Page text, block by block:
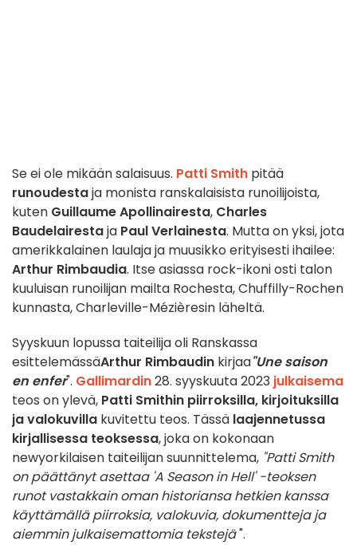
Se ei ole mikään salaisuus. Patti Smith pitää
runoudestaja monista ranskalaisista runoilijoista,
kuten Guillaume Apollinairesta, Charles
Baudelairestaja Paul Verlainesta. Mutta on yksi, jota
amerikkalainen laulaja ja muusikko erityisesti ihailee:
Arthur Rimbaudia. Itse asiassa rock-ikoni osti talon
kuuluisan runoilijan mailta Rochesta, Chuffilly-Rochen
kunnasta, Charleville-Mézièresin läheltä.
Syyskuun lopussa taiteilija oli Ranskassa
esittelemässäArthur Rimbaudin kirjaa"Une saison
en enfer". Gallimardin28. syyskuuta 2023 julkaisema
teos on ylevä, Patti Smithin piirroksilla, kirjoituksilla
ja valokuvilla kuvitettu teos. Tässä laajennetussa
kirjallisessa teoksessa, joka on kokonaan
newyorkilaisen taiteilijan suunnittelema, "Patti Smith
on päättänyt asettaa 'A Season in Hell' -teoksen
runot vastakkain oman historiansa hetkien kanssa
käyttämällä piirroksia, valokuvia, dokumentteja ja
aiemmin julkaisemattomia tekstejä".